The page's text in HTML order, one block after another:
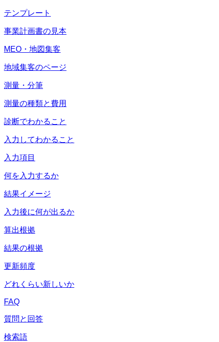
テンプレート
事業計画書の見本
MEO・地図集客
地域集客のページ
測量・分筆
測量の種類と費用
診断でわかること
入力してわかること
入力項目
何を入力するか
結果イメージ
入力後に何が出るか
算出根拠
結果の根拠
更新頻度
どれくらい新しいか
FAQ
質問と回答
検索語